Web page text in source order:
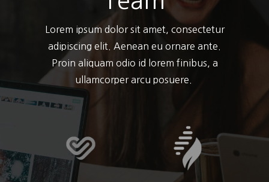
Lorem ipsum dolor sit amet, consectetur
adipiscing elit. Aenean eu ornare ante.
Proin aliquam odio id lorem finibus, a
ullamcorper arcu posuere.